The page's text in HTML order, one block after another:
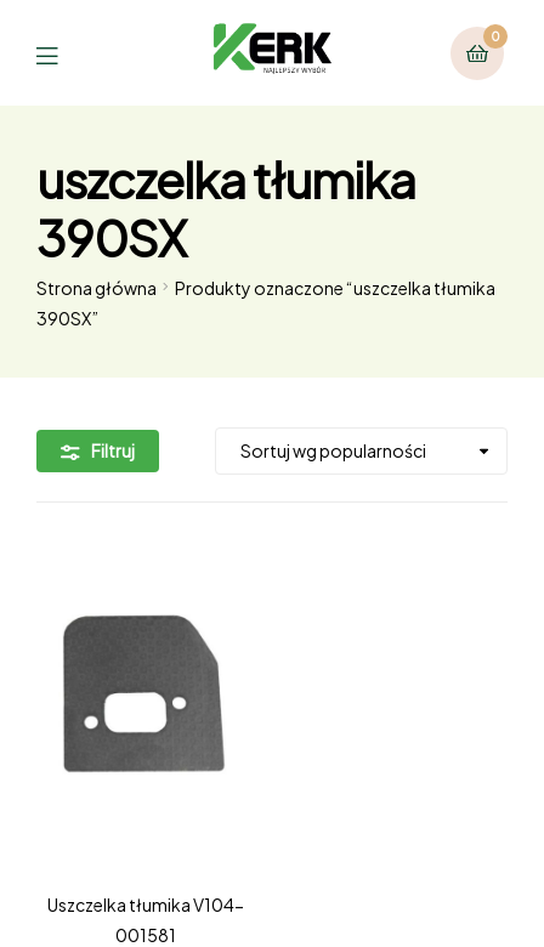
0
uszczelka tłumika
390SX
Strona główna
Produkty oznaczone “uszczelka tłumika
390SX”
Filtruj
Uszczelka tłumika V104-
001581